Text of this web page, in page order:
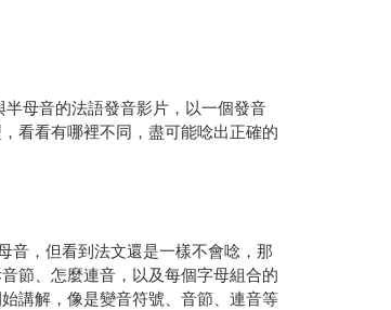
母音的法語發音影片，以一個發音
看看有哪裡不同，盡可能唸出正確的
音，但看到法文還是一樣不會唸，那
節、怎麼連音，以及每個字母組合的
講解，像是變音符號、音節、連音等